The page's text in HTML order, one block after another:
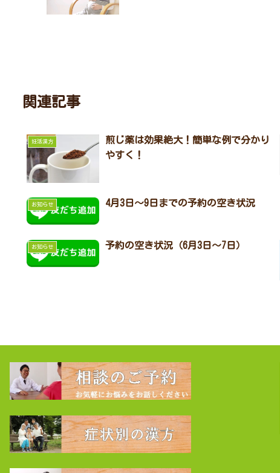
関連記事
妊活漢方
煎じ薬は効果絶大！簡単な例で分かり
やすく！
お知らせ 4月3日～9日までの予約の空き状況
お知らせ 予約の空き状況（6月3日～7日）